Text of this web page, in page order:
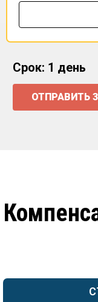
Срок: 1 день
ОТПРАВИТЬ